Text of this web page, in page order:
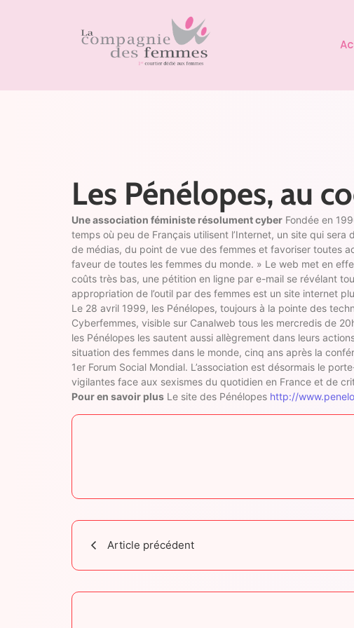
Les Pénélopes, au
Une association féministe résolument cyber Fondée en
temps où peu de Français utilisent l’Internet, un site qui
de médias, du point de vue des femmes et favoriser toutes
faveur de toutes les femmes du monde. » Le web met en
coûts très bas, une pétition en ligne par e-mail se révélant
appropriation de l’outil par des femmes est un site internet
Le 28 avril 1999, les Pénélopes, toujours à la pointe des
Cyberfemmes, visible sur Canalweb tous les mercredis de
les Pénélopes les sautent aussi allègrement dans leurs
situation des femmes dans le monde, cinq ans après la
1er Forum Social Mondial. L’association est désormais le
vigilantes face aux sexismes du quotidien en France et de
Pour en savoir plus Le site des Pénélopes http://
Article précédent